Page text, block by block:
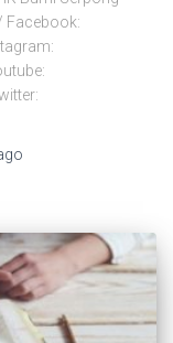
Facebook: